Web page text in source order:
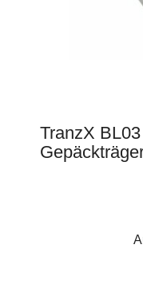
TranzX